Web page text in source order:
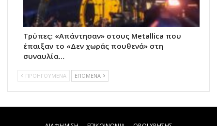
Τρύπες: «Απάντησαν» στους Metallica που
έπαιξαν το «Δεν χωράς πουθενά» στη
συναυλία…
ΠΡΟΗΓΟΥΜΕΝΑ ΕΠΟΜΕΝΑ